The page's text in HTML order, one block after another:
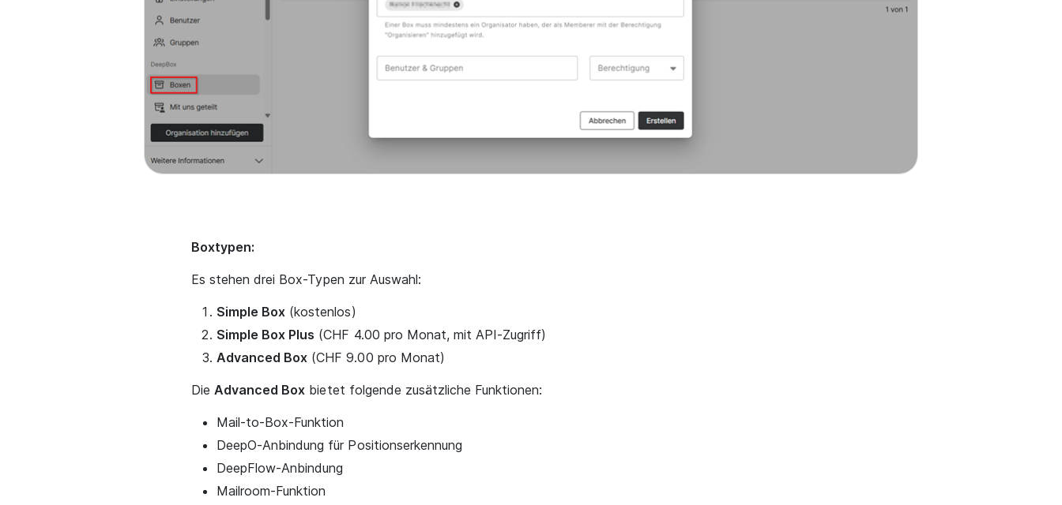
Boxtypen:
Es stehen drei Box-Typen zur Auswahl:
Simple Box (kostenlos)
Simple Box Plus (CHF 4.00 pro Monat, mit API-Zugriff)
Advanced Box (CHF 9.00 pro Monat)
DieAdvanced Box bietet folgende zusätzliche Funktionen:
Mail-to-Box-Funktion
DeepO-Anbindung für Positionserkennung
DeepFlow-Anbindung
Mailroom-Funktion